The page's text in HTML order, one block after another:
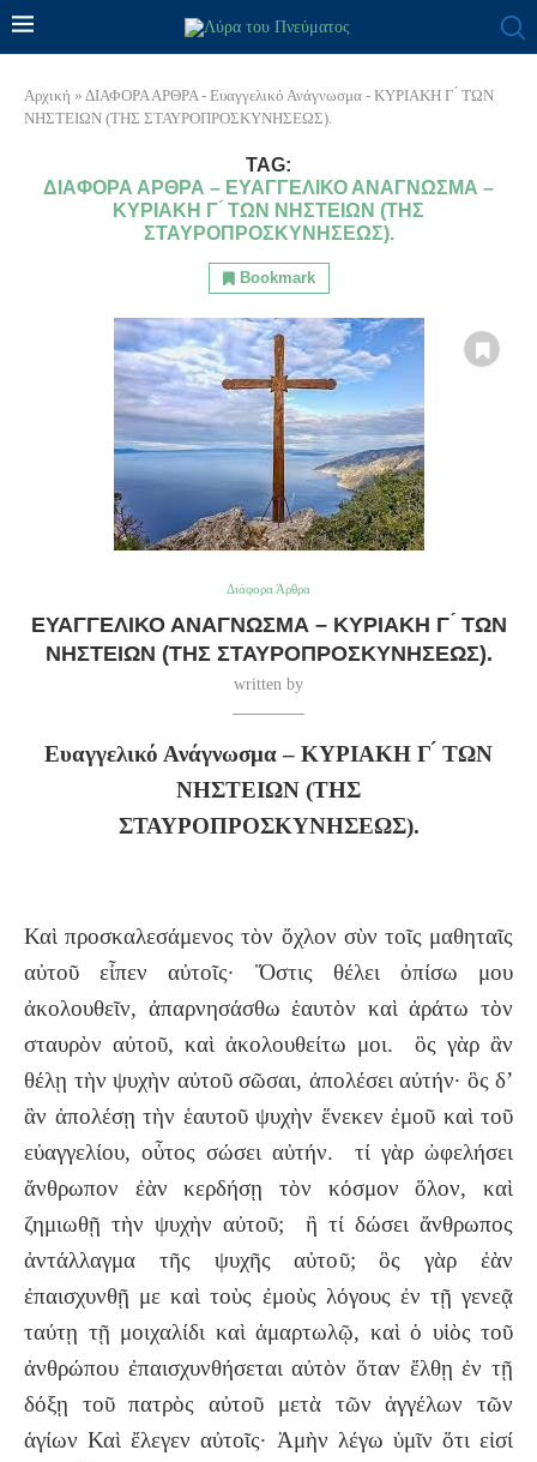
Αρχική » ΔΙΑΦΟΡΑ ΑΡΘΡΑ - Ευαγγελικό Ανάγνωσμα - ΚΥΡΙΑΚΗ Γ ́ ΤΩΝ
ΝΗΣΤΕΙΩΝ (ΤΗΣ ΣΤΑΥΡΟΠΡΟΣΚΥΝΗΣΕΩΣ).
TAG:
ΔΙΑΦΟΡΑ ΑΡΘΡΑ – ΕΥΑΓΓΕΛΙΚΌ ΑΝΆΓΝΩΣΜΑ –
ΚΥΡΙΑΚΗ Γ ́ ΤΩΝ ΝΗΣΤΕΙΩΝ (ΤΗΣ
ΣΤΑΥΡΟΠΡΟΣΚΥΝΗΣΕΩΣ).
Bookmark
Διάφορα Άρθρα
ΕΥΑΓΓΕΛΙΚΌ ΑΝΆΓΝΩΣΜΑ – ΚΥΡΙΑΚΗ Γ ́ ΤΩΝ
ΝΗΣΤΕΙΩΝ (ΤΗΣ ΣΤΑΥΡΟΠΡΟΣΚΥΝΗΣΕΩΣ).
written by
Ευαγγελικό Ανάγνωσμα – ΚΥΡΙΑΚΗ Γ ́ ΤΩΝ
ΝΗΣΤΕΙΩΝ (ΤΗΣ
ΣΤΑΥΡΟΠΡΟΣΚΥΝΗΣΕΩΣ).
Καὶ προσκαλεσάμενος τὸν ὄχλον σὺν τοῖς μαθηταῖς
αὐτοῦ εἶπεν αὐτοῖς· Ὅστις θέλει ὀπίσω μου
ἀκολουθεῖν, ἀπαρνησάσθω ἑαυτὸν καὶ ἀράτω τὸν
σταυρὸν αὐτοῦ, καὶ ἀκολουθείτω μοι. ὃς γὰρ ἂν
θέλῃ τὴν ψυχὴν αὐτοῦ σῶσαι, ἀπολέσει αὐτήν· ὃς δ’
ἂν ἀπολέσῃ τὴν ἑαυτοῦ ψυχὴν ἕνεκεν ἐμοῦ καὶ τοῦ
εὐαγγελίου, οὗτος σώσει αὐτήν. τί γὰρ ὠφελήσει
ἄνθρωπον ἐὰν κερδήσῃ τὸν κόσμον ὅλον, καὶ
ζημιωθῇ τὴν ψυχὴν αὐτοῦ; ἢ τί δώσει ἄνθρωπος
ἀντάλλαγμα τῆς ψυχῆς αὐτοῦ; ὃς γὰρ ἐὰν
ἐπαισχυνθῇ με καὶ τοὺς ἐμοὺς λόγους ἐν τῇ γενεᾷ
ταύτῃ τῇ μοιχαλίδι καὶ ἁμαρτωλῷ, καὶ ὁ υἱὸς τοῦ
ἀνθρώπου ἐπαισχυνθήσεται αὐτὸν ὅταν ἔλθῃ ἐν τῇ
δόξῃ τοῦ πατρὸς αὐτοῦ μετὰ τῶν ἀγγέλων τῶν
ἁγίων Καὶ ἔλεγεν αὐτοῖς· Ἀμὴν λέγω ὑμῖν ὅτι εἰσί